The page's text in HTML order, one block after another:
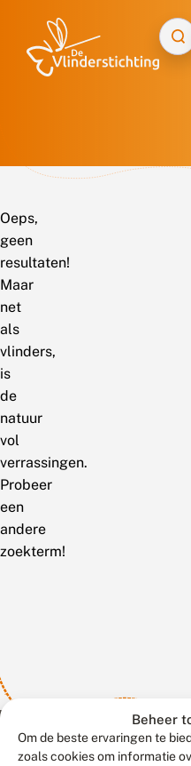
Beheer
Om de beste ervaringen te
zoals cookies om informatie
Oeps,
geen
resultaten!
Maar
net
als
vlinders,
is
de
natuur
vol
verrassingen.
Probeer
een
andere
zoekterm!